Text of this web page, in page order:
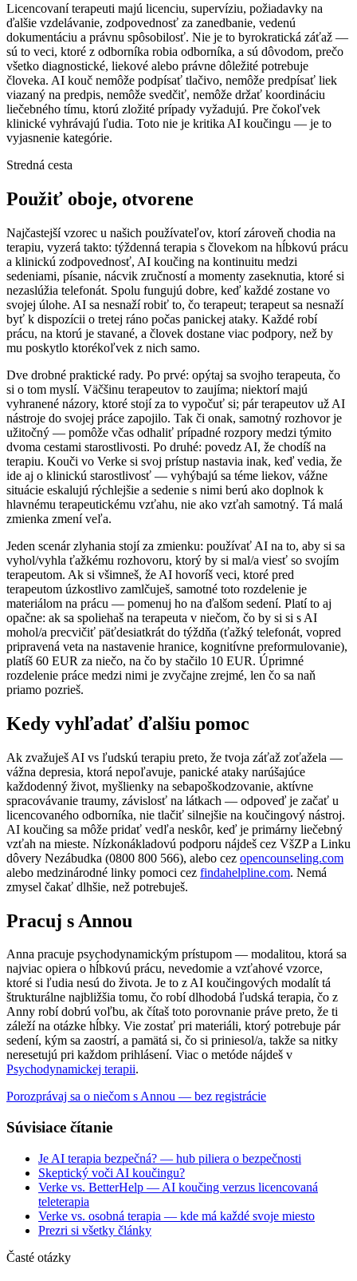
Licencovaní terapeuti majú licenciu, supervíziu, požiadavky na
ďalšie vzdelávanie, zodpovednosť za zanedbanie, vedenú
dokumentáciu a právnu spôsobilosť. Nie je to byrokratická záťaž —
sú to veci, ktoré z odborníka robia odborníka, a sú dôvodom, prečo
všetko diagnostické, liekové alebo právne dôležité potrebuje
človeka. AI kouč nemôže podpísať tlačivo, nemôže predpísať liek
viazaný na predpis, nemôže svedčiť, nemôže držať koordináciu
liečebného tímu, ktorú zložité prípady vyžadujú. Pre čokoľvek
klinické vyhrávajú ľudia. Toto nie je kritika AI koučingu — je to
vyjasnenie kategórie.
Stredná cesta
Použiť oboje, otvorene
Najčastejší vzorec u našich používateľov, ktorí zároveň chodia na
terapiu, vyzerá takto: týždenná terapia s človekom na hĺbkovú prácu
a klinickú zodpovednosť, AI koučing na kontinuitu medzi
sedeniami, písanie, nácvik zručností a momenty zaseknutia, ktoré si
nezaslúžia telefonát. Spolu fungujú dobre, keď každé zostane vo
svojej úlohe. AI sa nesnaží robiť to, čo terapeut; terapeut sa nesnaží
byť k dispozícii o tretej ráno počas panickej ataky. Každé robí
prácu, na ktorú je stavané, a človek dostane viac podpory, než by
mu poskytlo ktorékoľvek z nich samo.
Dve drobné praktické rady. Po prvé: opýtaj sa svojho terapeuta, čo
si o tom myslí. Väčšinu terapeutov to zaujíma; niektorí majú
vyhranené názory, ktoré stojí za to vypočuť si; pár terapeutov už AI
nástroje do svojej práce zapojilo. Tak či onak, samotný rozhovor je
užitočný — pomôže včas odhaliť prípadné rozpory medzi týmito
dvoma cestami starostlivosti. Po druhé: povedz AI, že chodíš na
terapiu. Kouči vo Verke si svoj prístup nastavia inak, keď vedia, že
ide aj o klinickú starostlivosť — vyhýbajú sa téme liekov, vážne
situácie eskalujú rýchlejšie a sedenie s nimi berú ako doplnok k
hlavnému terapeutickému vzťahu, nie ako vzťah samotný. Tá malá
zmienka zmení veľa.
Jeden scenár zlyhania stojí za zmienku: používať AI na to, aby si sa
vyhol/vyhla ťažkému rozhovoru, ktorý by si mal/a viesť so svojím
terapeutom. Ak si všimneš, že AI hovoríš veci, ktoré pred
terapeutom úzkostlivo zamlčuješ, samotné toto rozdelenie je
materiálom na prácu — pomenuj ho na ďalšom sedení. Platí to aj
opačne: ak sa spoliehaš na terapeuta v niečom, čo by si si s AI
mohol/a precvičiť päťdesiatkrát do týždňa (ťažký telefonát, vopred
pripravená veta na nastavenie hranice, kognitívne preformulovanie),
platíš 60 EUR za niečo, na čo by stačilo 10 EUR. Úprimné
rozdelenie práce medzi nimi je zvyčajne zrejmé, len čo sa naň
priamo pozrieš.
Kedy vyhľadať ďalšiu pomoc
Ak zvažuješ AI vs ľudskú terapiu preto, že tvoja záťaž zoťažela —
vážna depresia, ktorá nepoľavuje, panické ataky narúšajúce
každodenný život, myšlienky na sebapoškodzovanie, aktívne
spracovávanie traumy, závislosť na látkach — odpoveď je začať u
licencovaného odborníka, nie tlačiť silnejšie na koučingový nástroj.
AI koučing sa môže pridať vedľa neskôr, keď je primárny liečebný
vzťah na mieste. Nízkonákladovú podporu nájdeš cez VšZP a Linku
dôvery Nezábudka (0800 800 566), alebo cez opencounseling.com
alebo medzinárodné linky pomoci cez findahelpline.com. Nemá
zmysel čakať dlhšie, než potrebuješ.
Pracuj s Annou
Anna pracuje psychodynamickým prístupom — modalitou, ktorá sa
najviac opiera o hĺbkovú prácu, nevedomie a vzťahové vzorce,
ktoré si ľudia nesú do života. Je to z AI koučingových modalít tá
štrukturálne najbližšia tomu, čo robí dlhodobá ľudská terapia, čo z
Anny robí dobrú voľbu, ak čítaš toto porovnanie práve preto, že ti
záleží na otázke hĺbky. Vie zostať pri materiáli, ktorý potrebuje pár
sedení, kým sa zaostrí, a pamätá si, čo si priniesol/a, takže sa nitky
neresetujú pri každom prihlásení. Viac o metóde nájdeš v
Psychodynamickej terapii.
Porozprávaj sa o niečom s Annou — bez registrácie
Súvisiace čítanie
Je AI terapia bezpečná? — hub piliera o bezpečnosti
Skeptický voči AI koučingu?
Verke vs. BetterHelp — AI koučing verzus licencovaná
teleterapia
Verke vs. osobná terapia — kde má každé svoje miesto
Prezri si všetky články
Časté otázky